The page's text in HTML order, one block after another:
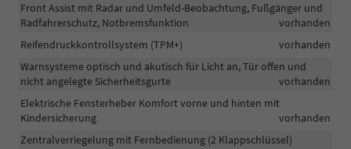
Front Assist mit Radar und Umfeld-Beobachtung, Fußgänger und
Radfahrerschutz, Notbremsfunktion
vorhanden
Reifendruckkontrollsystem (TPM+)
vorhanden
Warnsysteme optisch und akutisch für Licht an, Tür offen und
nicht angelegte Sicherheitsgurte
vorhanden
Elektrische Fensterheber Komfort vorne und hinten mit
Kindersicherung
vorhanden
Zentralverriegelung mit Fernbedienung (2 Klappschlüssel)